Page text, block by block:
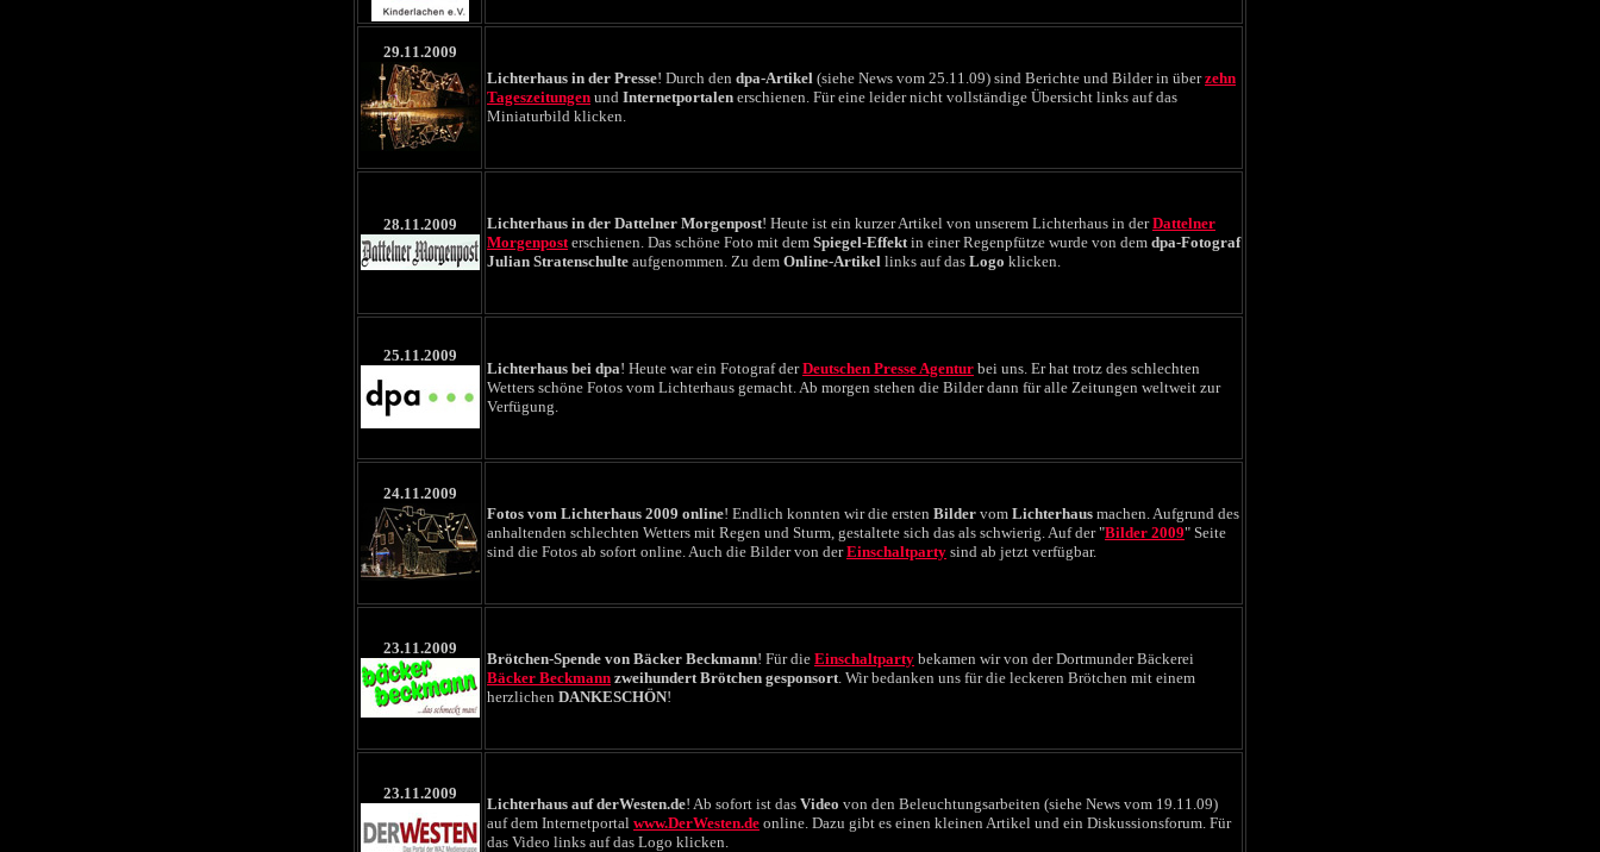
29.11.2009
Lichterhaus in der Presse! Durch den dpa-Artikel (siehe News vom 25.11.09) sind Berichte und Bilder in überzehn
Tageszeitungen und Internetportalen erschienen. Für eine leider nicht vollständige Übersicht links auf das
Miniaturbild klicken.
28.11.2009 Lichterhaus in der Dattelner Morgenpost! Heute ist ein kurzer Artikel von unserem Lichterhaus in derDattelner
Morgenposterschienen. Das schöne Foto mit dem Spiegel-Effektin einer Regenpfütze wurde von dem dpa-Fotograf
Julian Stratenschulte aufgenommen. Zu dem Online-Artikel links auf das Logo klicken.
25.11.2009
Lichterhaus bei dpa! Heute war ein Fotograf derDeutschen Presse Agentur bei uns. Er hat trotz des schlechten
Wetters schöne Fotos vom Lichterhaus gemacht. Ab morgen stehen die Bilder dann für alle Zeitungen weltweit zur
Verfügung.
24.11.2009
Fotos vom Lichterhaus 2009 online! Endlich konnten wir die ersten Bilder vom Lichterhaus machen. Aufgrund des
anhaltenden schlechten Wetters mit Regen und Sturm, gestaltete sich das als schwierig. Auf der "Bilder 2009" Seite
sind die Fotos ab sofort online. Auch die Bilder von derEinschaltparty sind ab jetzt verfügbar.
23.11.2009
Brötchen-Spende von Bäcker Beckmann! Für die Einschaltparty bekamen wir von der Dortmunder Bäckerei
Bäcker Beckmann zweihundert Brötchen gesponsort. Wir bedanken uns für die leckeren Brötchen mit einem
herzlichen DANKESCHÖN!
23.11.2009
Lichterhaus auf derWesten.de! Ab sofort ist das Video von den Beleuchtungsarbeiten (siehe News vom 19.11.09)
auf dem Internetportal www.DerWesten.de online. Dazu gibt es einen kleinen Artikel und ein Diskussionsforum. Für
das Video links auf das Logo klicken.